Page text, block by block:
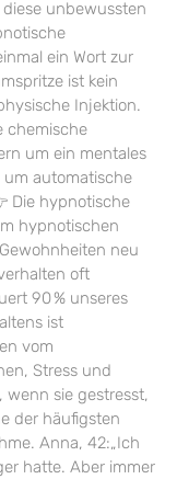
unbewussten
ein Wort zur
ist kein
Injektion.
chemische
um ein mentales
um automatische
Die hypnotische
hypnotischen
neu
oft
90 % unseres
ist
vom
Stress und
wenn sie gestresst,
der häufigsten
Anna, 42:„Ich
hatte. Aber immer